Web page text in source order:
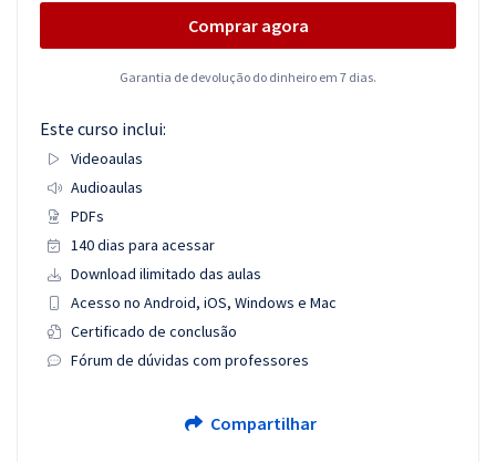
Comprar agora
Garantia de devolução do dinheiro em 7 dias.
Este curso inclui:
Videoaulas
Audioaulas
PDFs
140 dias para acessar
Download ilimitado das aulas
Acesso no Android, iOS, Windows e Mac
Certificado de conclusão
Fórum de dúvidas com professores
Compartilhar